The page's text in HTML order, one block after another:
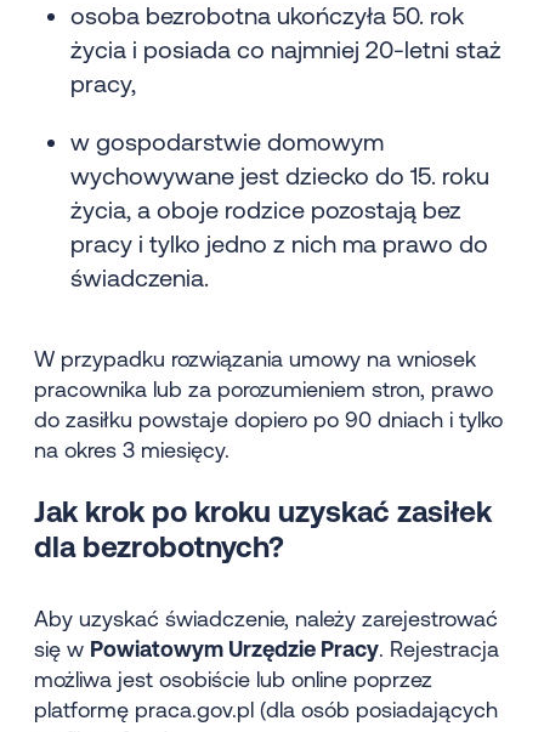
osoba bezrobotna ukończyła 50. rok
życia i posiada co najmniej 20-letni staż
pracy,
w gospodarstwie domowym
wychowywane jest dziecko do 15. roku
życia, a oboje rodzice pozostają bez
pracy i tylko jedno z nich ma prawo do
świadczenia.
W przypadku rozwiązania umowy na wniosek
pracownika lub za porozumieniem stron, prawo
do zasiłku powstaje dopiero po 90 dniach i tylko
na okres 3 miesięcy.
Jak krok po kroku uzyskać zasiłek
dla bezrobotnych?
Aby uzyskać świadczenie, należy zarejestrować
się w Powiatowym Urzędzie Pracy. Rejestracja
możliwa jest osobiście lub online poprzez
platformę praca.gov.pl (dla osób posiadających